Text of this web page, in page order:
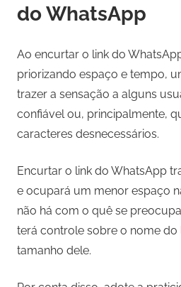
do WhatsApp
Ao encurtar o link do
priorizando espaço e tempo,
trazer a sensação a alguns
confiável ou, principalmente,
caracteres desnecessários.
Encurtar o link do WhatsApp
e ocupará um menor espaço
não há com o quê se
terá controle sobre o nome do
tamanho dele.